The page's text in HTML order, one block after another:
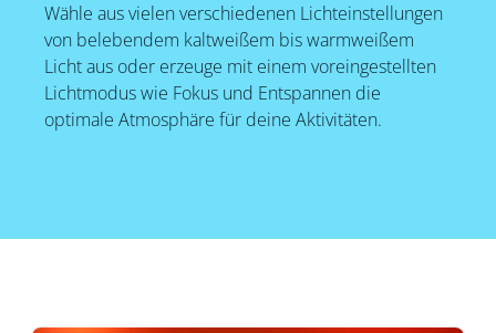
Wähle aus vielen verschiedenen Lichteinstellungen
von belebendem kaltweißem bis warmweißem
Licht aus oder erzeuge mit einem voreingestellten
Lichtmodus wie Fokus und Entspannen die
optimale Atmosphäre für deine Aktivitäten.